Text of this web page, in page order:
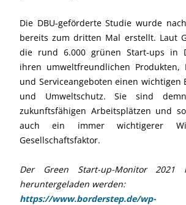
Die DBU-geförderte Studie wurde
bereits zum dritten Mal erstellt. Laut
die rund 6.000 grünen Start-ups in
ihren umweltfreundlichen Produkten,
und Serviceangeboten einen wichtigen
und Umweltschutz. Sie sind
zukunftsfähigen Arbeitsplätzen und
auch ein immer wichtigerer
Gesellschaftsfaktor.
Der Green Start-up-Monitor 2021
heruntergeladen werden:
https://www.borderstep.de/wp-